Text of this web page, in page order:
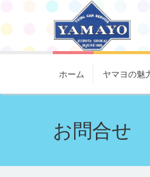
ホーム ヤマヨの魅
お問合せ